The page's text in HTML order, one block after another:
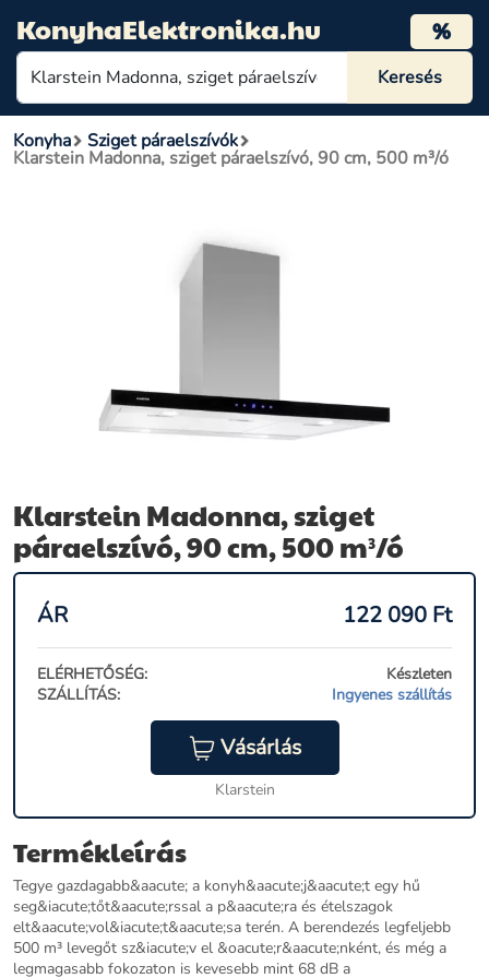
KonyhaElektronika.hu %
Konyha Sziget páraelszívók
Klarstein Madonna, sziget páraelszívó, 90 cm, 500 m³/ó
Klarstein Madonna, sziget
páraelszívó, 90 cm, 500 m³/ó
ÁR 122 090 Ft
ELÉRHETŐSÉG:
Készleten
SZÁLLÍTÁS:
Ingyenes szállítás
Vásárlás
Klarstein
Termékleírás
Tegye gazdagabb&aacute; a konyh&aacute;j&aacute;t egy hű
seg&iacute;tőt&aacute;rssal a p&aacute;ra és ételszagok
elt&aacute;vol&iacute;t&aacute;sa terén. A berendezés legfeljebb
500 m³ levegőt sz&iacute;v el &oacute;r&aacute;nként, és még a
legmagasabb fokozaton is kevesebb mint 68 dB a